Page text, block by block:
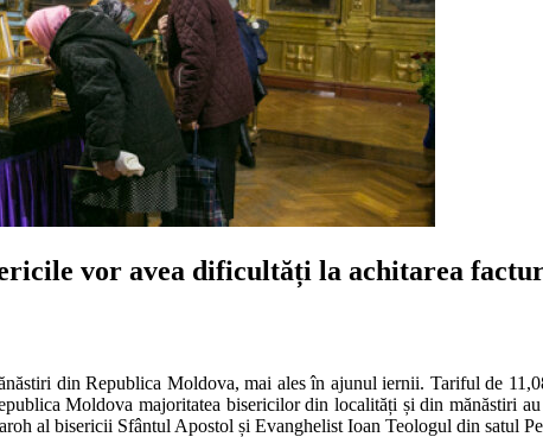
vor avea dificultăți la achitarea
din Republica Moldova, mai ales în ajunul iernii. Tariful de
Moldova majoritatea bisericilor din localități și din mănăstiri
al bisericii Sfântul Apostol și Evanghelist Ioan Teologul din satul